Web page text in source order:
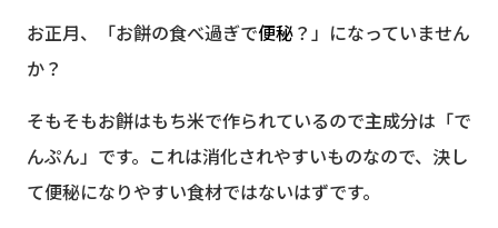
お正月、「お餅の食べ過ぎで便秘？」になっていません
か？
そもそもお餅はもち米で作られているので主成分は「で
んぷん」です。これは消化されやすいものなので、決し
て便秘になりやすい食材ではないはずです。